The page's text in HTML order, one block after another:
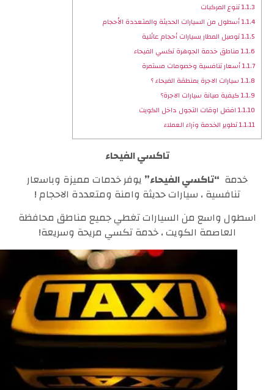
1.1.3تنوع المركبات
1.1.4أسطول من السيارات الحديثة والمتعددة الأحجام
1.1.5توصيل المطار بسيارات أحجام عائلية
1.1.6مناطق خدمة الجوهرة تكسي الفيحاء
1.1.7أسعار تنافسية وخصومات مستمرة
1.1.8سيارات الاجرة بمنطقة الفيحاء ؟
1.1.9كيفية صيانة سيارات الاجرة؟
1.1.10افضل اوقات التجول داخل الكويت
1.1.11تطوير الخدمة وآراء العملاء
تاكسي الفيحاء
خدمة “تاكسي الفيحاء”يوفر خدمات مميزة وباسعار
تنافسية ، سيارات حديثة وامنة ومتعددة الاحجام !
اسطول واسع من السيارات تغطي جميع مناطق محافظة
العاصمة الكويت ، خدمة تكسي مريحة وسريعة!